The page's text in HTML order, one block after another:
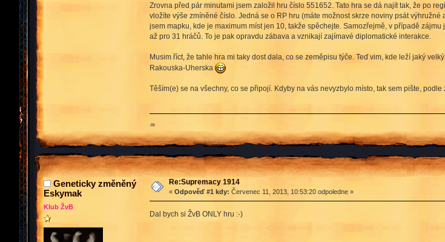
Zrovna před pár minutami jsem založil hru číslo 551652. Tato hra se dá najít tak, že po
vložíte výše zmíněné číslo. Jedná se o RP hru (máte možnost skrze noviny psát
jsem mapku, kde je maximum míst jen 10, takže spěchejte. Samozřejmě, v případě
až pro 31 hráčů. To je pak opravdu zábava a vznikají zajímavé diplomatické interakce.
Musim říct, že tahle hra mi taky dost dala, co se zeměpisu týče. Teď vim, kde leží jaký
Rakouska-Uherska
Těším(e) se na všechny, co se připojí. Kdyby na vás nevyzbylo místo, tak sem pište,
♒
Geneticky změněný
Eskymak
Klub ŽvB
Re:Supremacy 1914
« Odpověď #1 kdy: Červenec 11, 2013, 10:53:20 odpoledne »
Dal bych si ŽvB ONLY hru :-)